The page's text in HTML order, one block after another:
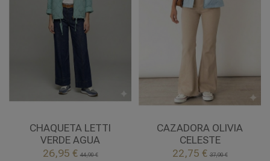
CHAQUETA LETTI
VERDE AGUA
26,95 €44,90 €
VERDE AGUA
 Añadir al carrito
CAZADORA OLIVIA
CELESTE
22,75 €37,90 €
XL 2XL
CELESTE
 Añadir al carrito